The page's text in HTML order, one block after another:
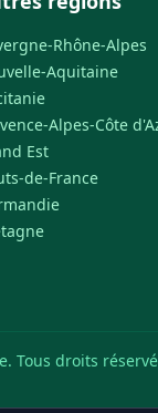
Rhône-Alpes
Aquitaine
Alpes-Côte
Est
de-France
Tous droits